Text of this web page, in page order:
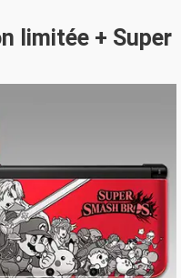
limitée + Super